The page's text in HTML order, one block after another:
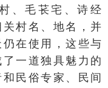
、毛苌宅、诗经
村名、地名，并
在使用，这些与
了一道独具魅力的
民俗专家、民间